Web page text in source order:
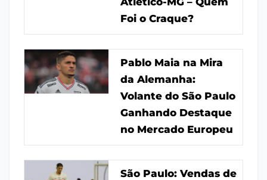
Foi o Craque?
Pablo Maia na Mira
da Alemanha:
Volante do São Paulo
Ganhando Destaque
no Mercado Europeu
São Paulo: Vendas de